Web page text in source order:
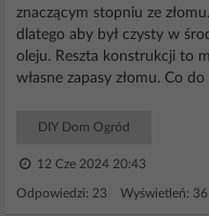
znaczącym stopniu ze
dlatego aby był czysty w
oleju. Reszta konstrukcji to
własne zapasy złomu. Co
DIY Dom Ogród
12 Cze 2024 20:43
Odpowiedzi: 23 Wyświetleń: